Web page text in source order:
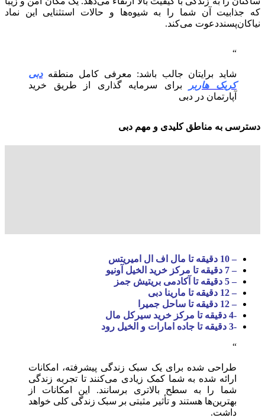
که جذابیت آن شما را به شیوه‌ها و حالات استثنایی این نماد
نیاکان‌پسنددعوت می‌کند.
شاید برایتان جالب باشد: معرفی کامل منطقهدبی
کریک هاربر
برای سرمایه گذاری از طریق خرید
آپارتمان در دبی
دسترسی به مناطق کلیدی و مهم دبی
– 10 دقیقه تا مال اف ال امیریتس
– 7 دقیقه تا مرکز خرید الخیل آونیو
– 5 دقیقه تا آکادمی بریتیش جمز
– 12 دقیقه تا مارینا دبی
– 12 دقیقه تا ساحل جمیرا
-4 دقیقه تا مرکز خرید سیرکل مال
-3 دقیقه تا جاده امارات و الخیل رود
طراحی شده برای یک سبک زندگی پیشرفته، امکانات
ارائه شده به شما کمک زیادی می‌کنند تا تجربه زندگی
شما را به سطح بالاتری برسانند. این امکانات از
بهترین‌ها هستند و تأثیر مثبتی بر سبک زندگی کلی خواهد
داشت.